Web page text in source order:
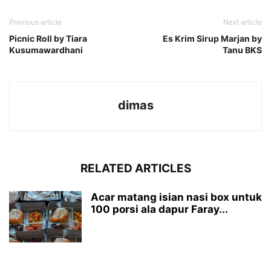
Previous article
Picnic Roll by Tiara
Kusumawardhani
Next article
Es Krim Sirup Marjan by
Tanu BKS
dimas
RELATED ARTICLES
Acar matang isian nasi box untuk
100 porsi ala dapur Faray...